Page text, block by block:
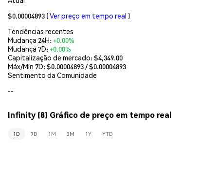
$0.00004893 (Ver preço em tempo real )
Tendências recentes
Mudança 24H:+0.00%
Mudança 7D:+0.00%
Capitalização de mercado:$4,349.00
Máx/Mín 7D: $0.00004893/ $0.00004893
Sentimento da Comunidade
--
Infinity (8) Gráfico de preço em tempo real
1D 7D 1M 3M 1Y YTD